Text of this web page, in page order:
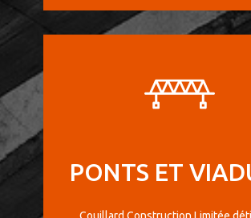
PONTS ET